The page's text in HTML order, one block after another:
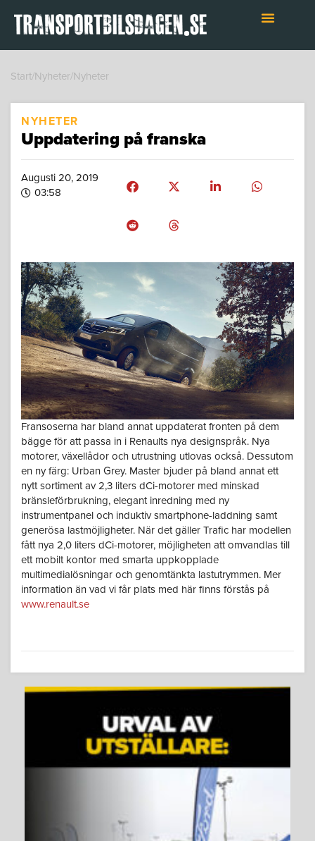
innehåll
Start/Nyheter/Nyheter
NYHETER
Uppdatering på franska
Augusti 20, 2019
03:58
Fransoserna har bland annat uppdaterat fronten på dem
bägge för att passa in i Renaults nya designspråk. Nya
motorer, växellådor och utrustning utlovas också. Dessutom
en ny färg: Urban Grey. Master bjuder på bland annat ett
nytt sortiment av 2,3 liters dCi-motorer med minskad
bränsleförbrukning, elegant inredning med ny
instrumentpanel och induktiv smartphone-laddning samt
generösa lastmöjligheter. När det gäller Trafic har modellen
fått nya 2,0 liters dCi-motorer, möjligheten att omvandlas till
ett mobilt kontor med smarta uppkopplade
multimedialösningar och genomtänkta lastutrymmen. Mer
information än vad vi får plats med här finns förstås på
www.renault.se